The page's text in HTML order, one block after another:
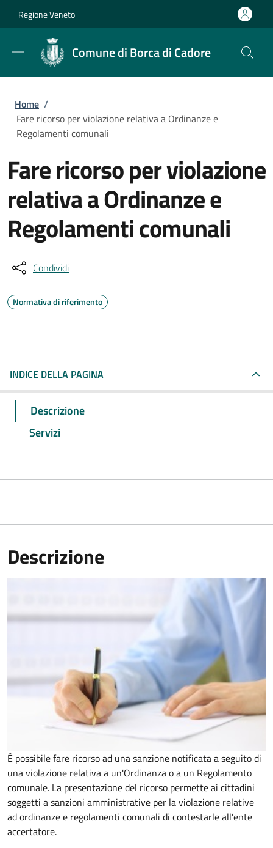
Regione Veneto
Comune di Borca di Cadore
Briciole di pane
Home /
Fare ricorso per violazione relativa a Ordinanze e
Regolamenti comunali
Fare ricorso per violazione
relativa a Ordinanze e
Regolamenti comunali
Condividi
Normativa di riferimento
INDICE DELLA PAGINA
Descrizione
Servizi
Descrizione
È possibile fare ricorso ad una sanzione notificata a seguito di
una violazione relativa a un'Ordinanza o a un Regolamento
comunale. La presentazione del ricorso permette ai cittadini
soggetti a sanzioni amministrative per la violazione relative
ad ordinanze e regolamenti comunali di contestarle all'ente
accertatore.